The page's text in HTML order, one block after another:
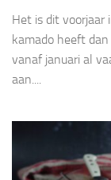
Het is dit voorjaar
kamado heeft
vanaf januari al
aan....